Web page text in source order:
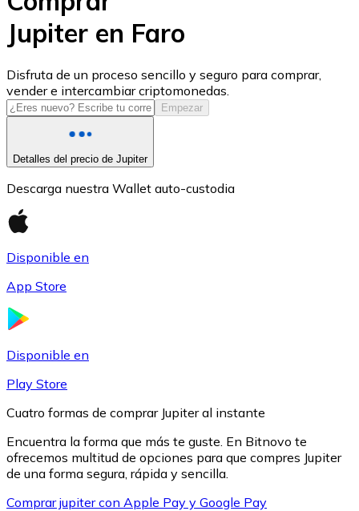
USD Coin
USDC
Jupiter en Faro
Disfruta de un proceso sencillo y seguro para comprar,
vender e intercambiar criptomonedas.
Empezar
Detalles del precio de Jupiter
Descarga nuestra Wallet auto-custodia
Disponible en
App Store
Disponible en
Play Store
Cuatro formas de comprar Jupiter al instante
Encuentra la forma que más te guste. En Bitnovo te
ofrecemos multitud de opciones para que compres Jupiter
de una forma segura, rápida y sencilla.
Comprar jupiter con Apple Pay y Google Pay